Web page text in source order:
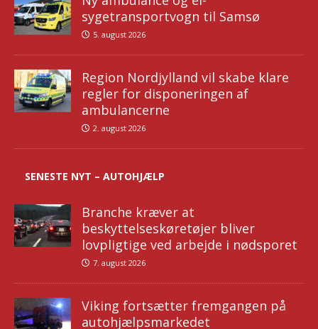
sygetransportvogn til Samsø
5. august 2026
Region Nordjylland vil skabe klare
regler for disponeringen af
ambulancerne
2. august 2026
SENESTE NYT – AUTOHJÆLP
Branche kræver at
beskyttelseskøretøjer bliver
lovpligtige ved arbejde i nødsporet
7. august 2026
Viking fortsætter fremgangen på
autohjælpsmarkedet